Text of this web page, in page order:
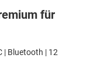
für
| Bluetooth | 12